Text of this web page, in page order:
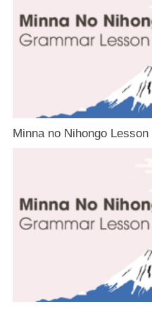
Minna no Nihongo